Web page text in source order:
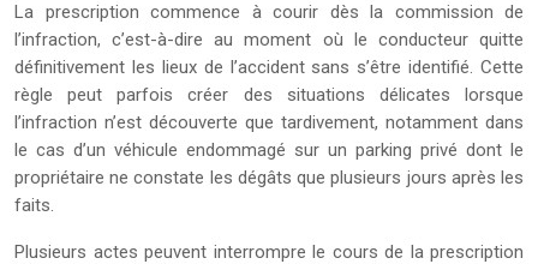
La prescription commence à courir dès la commission de
l’infraction, c’est-à-dire au moment où le conducteur quitte
définitivement les lieux de l’accident sans s’être identifié. Cette
règle peut parfois créer des situations délicates lorsque
l’infraction n’est découverte que tardivement, notamment dans
le cas d’un véhicule endommagé sur un parking privé dont le
propriétaire ne constate les dégâts que plusieurs jours après les
faits.
Plusieurs actes peuvent interrompre le cours de la prescription